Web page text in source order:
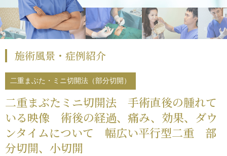
施術風景・症例紹介
二重まぶた・ミニ切開法（部分切開）
二重まぶたミニ切開法 手術直後の腫れて
いる映像 術後の経過、痛み、効果、ダウ
ンタイムについて 幅広い平行型二重 部
分切開、小切開